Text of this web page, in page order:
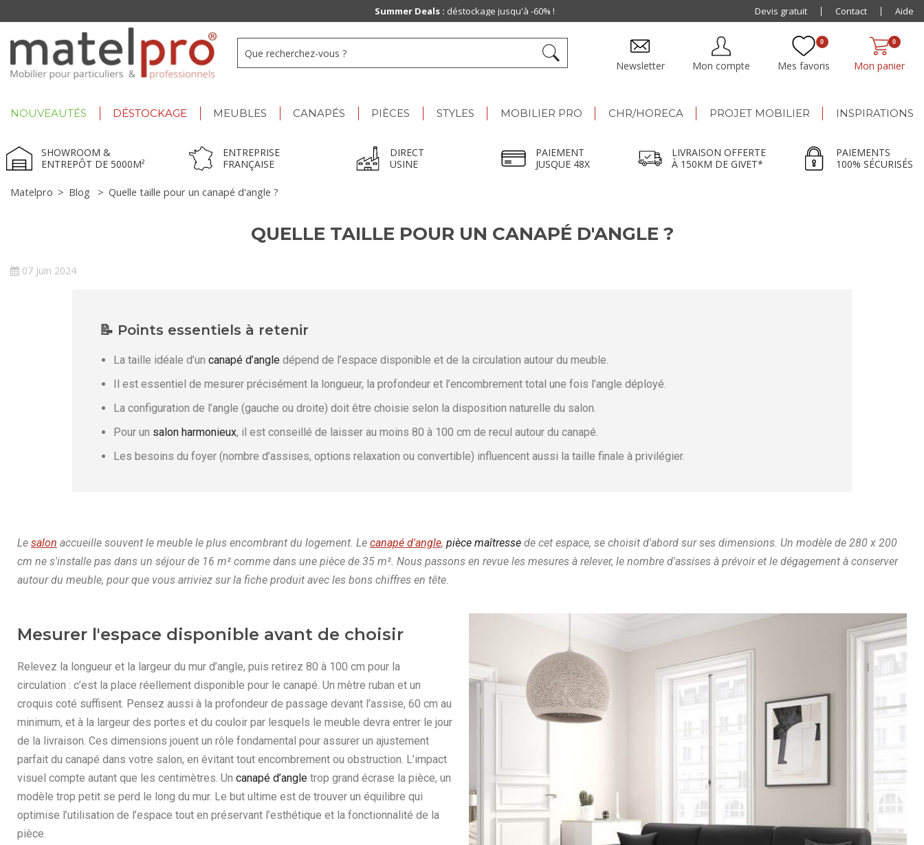
Mon panier
0
Mes favoris
0
Mon compte
Newsletter
NOUVEAUTÉS DÉSTOCKAGE MEUBLES CANAPÉS PIÈCES STYLES MOBILIER PRO CHR/HORECA PROJET MOBILIER INSPIRATIONS
SHOWROOM &
ENTREPÔT DE 5000M²
ENTREPRISE
FRANÇAISE
DIRECT
USINE
PAIEMENT
JUSQUE 48X
LIVRAISON OFFERTE
À 150KM DE GIVET*
PAIEMENTS
100% SÉCURISÉS
Matelpro > Blog > Quelle taille pour un canapé d'angle ?
QUELLE TAILLE POUR UN CANAPÉ D'ANGLE ?
07 Juin 2024
📝 Points essentiels à retenir
La taille idéale d’un canapé d’angle dépend de l’espace disponible et de la circulation autour du meuble.
Il est essentiel de mesurer précisément la longueur, la profondeur et l’encombrement total une fois l’angle déployé.
La configuration de l’angle (gauche ou droite) doit être choisie selon la disposition naturelle du salon.
Pour un salon harmonieux, il est conseillé de laisser au moins 80 à 100 cm de recul autour du canapé.
Les besoins du foyer (nombre d’assises, options relaxation ou convertible) influencent aussi la taille finale à privilégier.
Le salon accueille souvent le meuble le plus encombrant du logement. Le canapé d'angle, pièce maîtresse de cet espace, se choisit d'abord sur ses dimensions. Un modèle de 280 x 200
cm ne s'installe pas dans un séjour de 16 m² comme dans une pièce de 35 m². Nous passons en revue les mesures à relever, le nombre d'assises à prévoir et le dégagement à conserver
autour du meuble, pour que vous arriviez sur la fiche produit avec les bons chiffres en tête.
Mesurer l'espace disponible avant de choisir
Relevez la longueur et la largeur du mur d’angle, puis retirez 80 à 100 cm pour la
circulation : c’est la place réellement disponible pour le canapé. Un mètre ruban et un
croquis coté suffisent. Pensez aussi à la profondeur de passage devant l’assise, 60 cm au
minimum, et à la largeur des portes et du couloir par lesquels le meuble devra entrer le jour
de la livraison. Ces dimensions jouent un rôle fondamental pour assurer un ajustement
parfait du canapé dans votre salon, en évitant tout encombrement ou obstruction. L’impact
visuel compte autant que les centimètres. Un canapé d’angle trop grand écrase la pièce, un
modèle trop petit se perd le long du mur. Le but ultime est de trouver un équilibre qui
optimise l’utilisation de l’espace tout en préservant l’esthétique et la fonctionnalité de la
pièce.
Summer Deals : déstockage jusqu'à -60% ! Paiement jusqu'à48x
Devis gratuit Contact Aide